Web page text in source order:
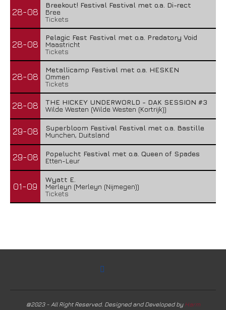
28-08
Breekout! Festival Festival met o.a. Di-rect
Bree
Tickets
28-08
Pelagic Fest Festival met o.a. Predatory Void
Maastricht
Tickets
28-08
Metallicamp Festival met o.a. HESKEN
Ommen
Tickets
28-08
THE HICKEY UNDERWORLD - DAK SESSION #3
Wilde Westen (Wilde Westen (Kortrijk))
29-08
Superbloom Festival Festival met o.a. Bastille
Munchen, Duitsland
29-08
Popelucht Festival met o.a. Queen of Spades
Etten-Leur
01-09
Wyatt E.
Merleyn (Merleyn (Nijmegen))
Tickets
@2023 - All Right Reserved. Designed and Developed by Harm